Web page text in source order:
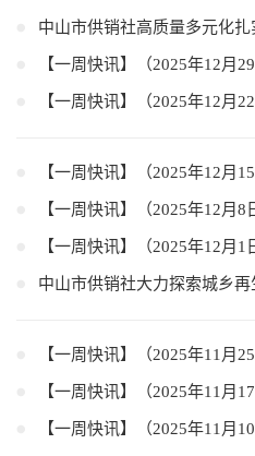
中山市供销社高质量多元化
【一周快讯】（2025年12月
【一周快讯】（2025年12月
【一周快讯】（2025年12月
【一周快讯】（2025年12月8
【一周快讯】（2025年12月1
中山市供销社大力探索城乡
【一周快讯】（2025年11月
【一周快讯】（2025年11月
【一周快讯】（2025年11月